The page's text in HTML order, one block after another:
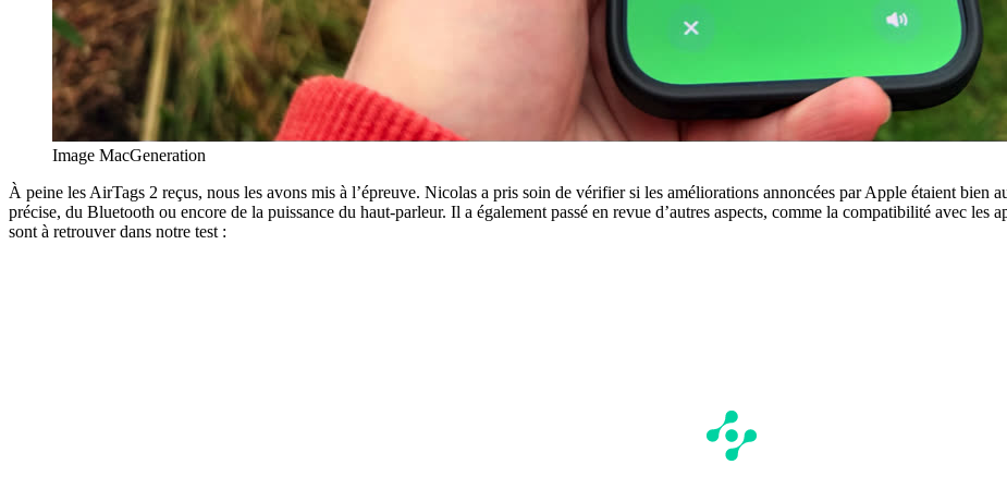
Image MacGeneration
À peine les AirTags 2 reçus, nous les avons mis à l’épreuve. Nicolas a pris soin de vérifier si les améliorations annoncées par Apple étaient bien
précise, du Bluetooth ou encore de la puissance du haut-parleur. Il a également passé en revue d’autres aspects, comme la compatibilité avec
sont à retrouver dans notre test :